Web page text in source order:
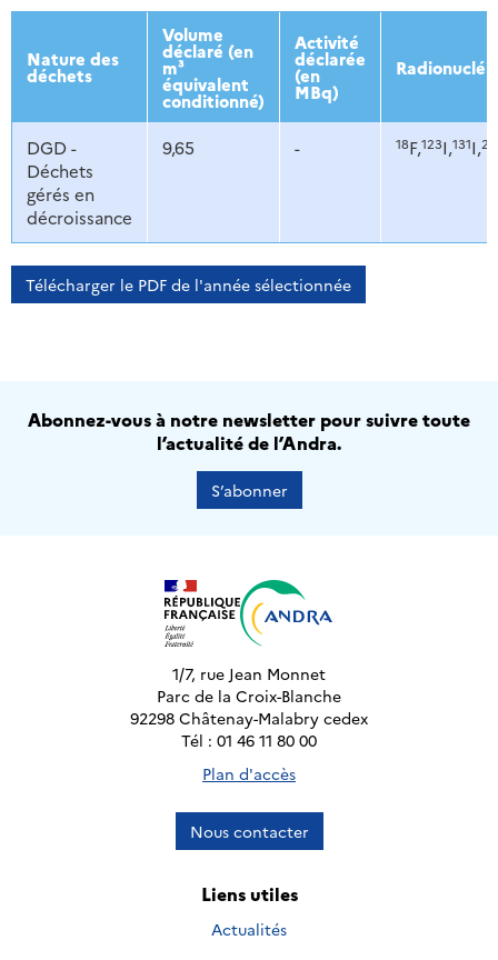
2013 2014 2015 2016
Nature des
déchets
Volume
déclaré (en
m³
équivalent
conditionné)
Activité
déclarée
(en
MBq)
DGD -
Déchets
gérés en
décroissance
9,65 - 18F,123I,131I,
Télécharger le PDF de l'année sélectionnée
Abonnez-vous à notre newsletter pour suivre toute
l’actualité de l’Andra.
S’abonner
1/7, rue Jean Monnet
Parc de la Croix-Blanche
92298 Châtenay-Malabry cedex
Tél : 01 46 11 80 00
Plan d'accès
Nous contacter
Liens utiles
Actualités